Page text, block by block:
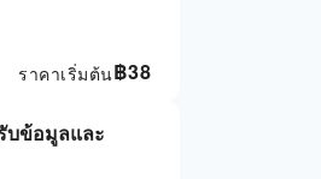
฿38
ราคาเริ่มต้น
บข้อมูลและ